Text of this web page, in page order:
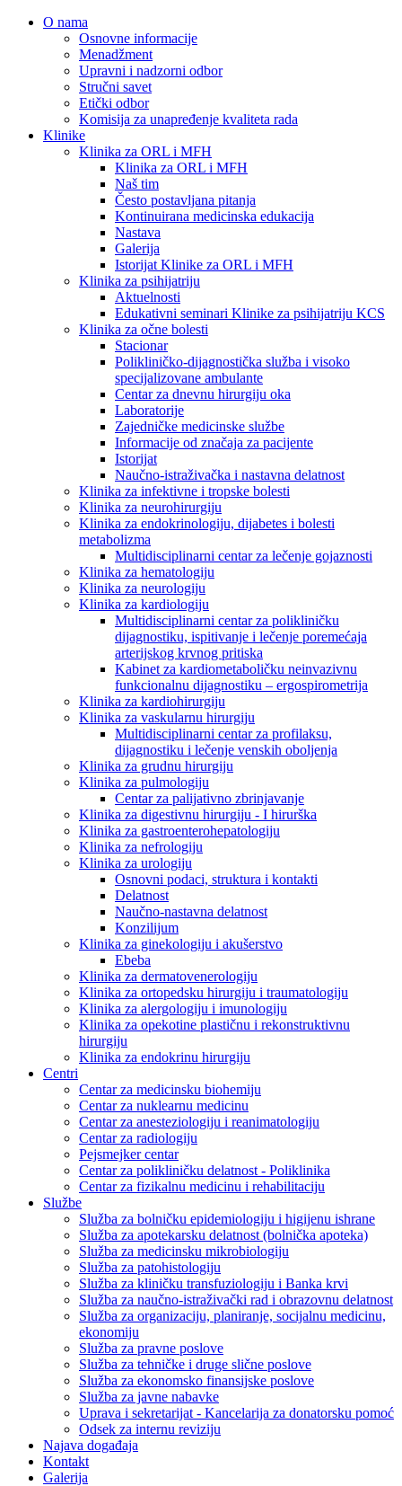
O nama
Osnovne informacije
Menadžment
Upravni i nadzorni odbor
Stručni savet
Etički odbor
Komisija za unapređenje kvaliteta rada
Klinike
Klinika za ORL i MFH
Klinika za ORL i MFH
Naš tim
Često postavljana pitanja
Kontinuirana medicinska edukacija
Nastava
Galerija
Istorijat Klinike za ORL i MFH
Klinika za psihijatriju
Aktuelnosti
Edukativni seminari Klinike za psihijatriju KCS
Klinika za očne bolesti
Stacionar
Polikliničko-dijagnostička služba i visoko
specijalizovane ambulante
Centar za dnevnu hirurgiju oka
Laboratorije
Zajedničke medicinske službe
Informacije od značaja za pacijente
Istorijat
Naučno-istraživačka i nastavna delatnost
Klinika za infektivne i tropske bolesti
Klinika za neurohirurgiju
Klinika za endokrinologiju, dijabetes i bolesti
metabolizma
Multidisciplinarni centar za lečenje gojaznosti
Klinika za hematologiju
Klinika za neurologiju
Klinika za kardiologiju
Multidisciplinarni centar za polikliničku
dijagnostiku, ispitivanje i lečenje poremećaja
arterijskog krvnog pritiska
Kabinet za kardiometaboličku neinvazivnu
funkcionalnu dijagnostiku – ergospirometrija
Klinika za kardiohirurgiju
Klinika za vaskularnu hirurgiju
Multidisciplinarni centar za profilaksu,
dijagnostiku i lečenje venskih oboljenja
Klinika za grudnu hirurgiju
Klinika za pulmologiju
Centar za palijativno zbrinjavanje
Klinika za digestivnu hirurgiju - I hirurška
Klinika za gastroenterohepatologiju
Klinika za nefrologiju
Klinika za urologiju
Osnovni podaci, struktura i kontakti
Delatnost
Naučno-nastavna delatnost
Konzilijum
Klinika za ginekologiju i akušerstvo
Ebeba
Klinika za dermatovenerologiju
Klinika za ortopedsku hirurgiju i traumatologiju
Klinika za alergologiju i imunologiju
Klinika za opekotine plastičnu i rekonstruktivnu
hirurgiju
Klinika za endokrinu hirurgiju
Centri
Centar za medicinsku biohemiju
Centar za nuklearnu medicinu
Centar za anesteziologiju i reanimatologiju
Centar za radiologiju
Pejsmejker centar
Centar za polikliničku delatnost - Poliklinika
Centar za fizikalnu medicinu i rehabilitaciju
Službe
Služba za bolničku epidemiologiju i higijenu ishrane
Služba za apotekarsku delatnost (bolnička apoteka)
Služba za medicinsku mikrobiologiju
Služba za patohistologiju
Služba za kliničku transfuziologiju i Banka krvi
Služba za naučno-istraživački rad i obrazovnu delatnost
Služba za organizaciju, planiranje, socijalnu medicinu,
ekonomiju
Služba za pravne poslove
Služba za tehničke i druge slične poslove
Služba za ekonomsko finansijske poslove
Služba za javne nabavke
Uprava i sekretarijat - Kancelarija za donatorsku pomoć
Odsek za internu reviziju
Najava događaja
Kontakt
Galerija